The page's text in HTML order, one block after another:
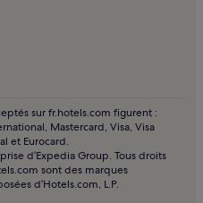
à proximité
piscine
sur fr.hotels.com figurent :
Mastercard, Visa, Visa
et Eurocard.
d’Expedia Group. Tous droits
sont des marques
d’Hotels.com, L.P.